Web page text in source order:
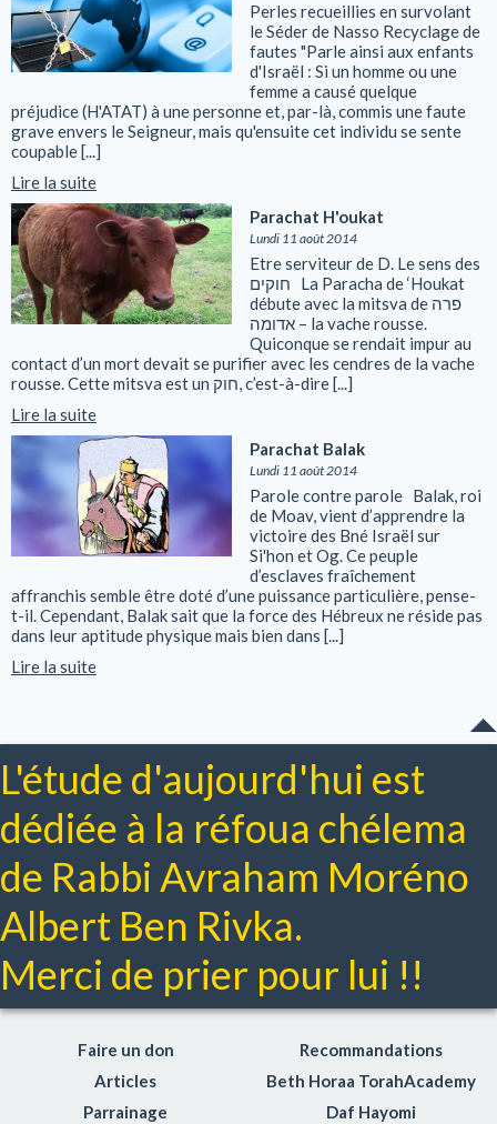
Perles recueillies en survolant
le Séder de Nasso Recyclage de
fautes "Parle ainsi aux enfants
d'Israël : Si un homme ou une
femme a causé quelque
préjudice (H'ATAT) à une personne et, par-là, commis une faute
grave envers le Seigneur, mais qu'ensuite cet individu se sente
coupable [...]
Lire la suite
Parachat H'oukat
Lundi 11 août 2014
Etre serviteur de D. Le sens des
חוקים La Paracha de ‘Houkat
débute avec la mitsva de פרה
אדומה – la vache rousse.
Quiconque se rendait impur au
contact d’un mort devait se purifier avec les cendres de la vache
rousse. Cette mitsva est un חוק, c’est-à-dire [...]
Lire la suite
Parachat Balak
Lundi 11 août 2014
Parole contre parole Balak, roi
de Moav, vient d’apprendre la
victoire des Bné Israël sur
Si'hon et Og. Ce peuple
d’esclaves fraîchement
affranchis semble être doté d’une puissance particulière, pense-
t-il. Cependant, Balak sait que la force des Hébreux ne réside pas
dans leur aptitude physique mais bien dans [...]
Lire la suite
L'étude d'aujourd'hui est
dédiée à la réfoua chélema
de Rabbi Avraham Moréno
Albert Ben Rivka.
Merci de prier pour lui !!
Faire un don
Articles
Parrainage
Recommandations
Beth Horaa TorahAcademy
Daf Hayomi